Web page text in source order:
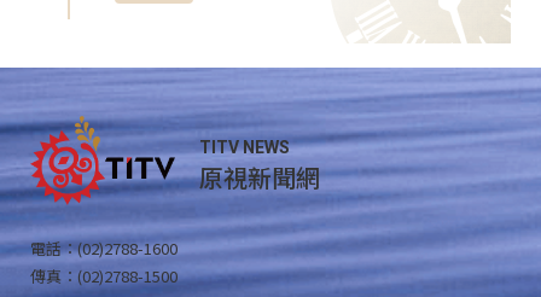
TITV NEWS
原視新聞網
電話：(02)2788-1600
傳真：(02)2788-1500